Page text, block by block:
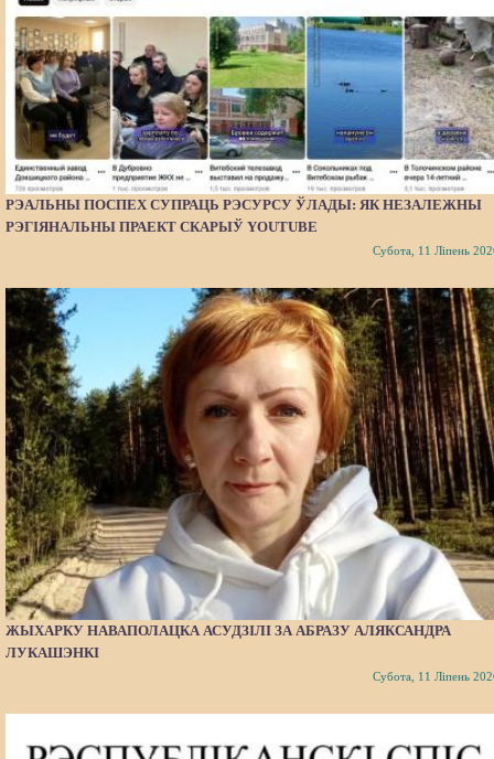
РЭАЛЬНЫ ПОСПЕХ СУПРАЦЬ РЭСУРСУ ЎЛАДЫ: ЯК НЕЗАЛЕЖНЫ
РЭГІЯНАЛЬНЫ ПРАЕКТ СКАРЫЎ YOUTUBE
Субота, 11 Ліпень
ЖЫХАРКУ НАВАПОЛАЦКА АСУДЗІЛІ ЗА АБРАЗУ АЛЯКСАНДРА
ЛУКАШЭНКІ
Субота, 11 Ліпень